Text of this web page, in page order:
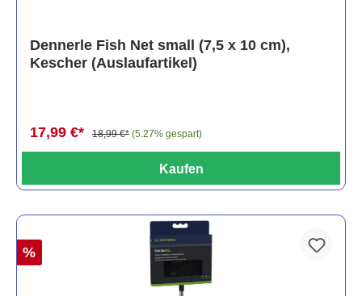
Dennerle Fish Net small (7,5 x 10 cm),
Kescher (Auslaufartikel)
17,99 €* 18,99 €* (5.27% gespart)
Kaufen
%